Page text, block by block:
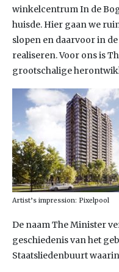
winkelcentrum In de
huisde. Hier gaan we
slopen en daarvoor in
realiseren. Voor ons is
grootschalige
Artist’s impression: Pixelpool
De naam The Minister
geschiedenis van het
Staatsliedenbuurt